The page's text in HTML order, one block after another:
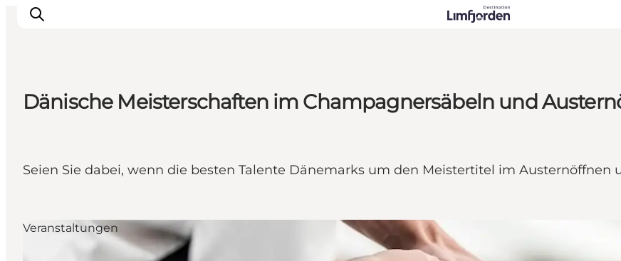
Dänische Meisterschaften im Champagnersäbeln und
Seien Sie dabei, wenn die besten Talente Dänemarks um den Meistertitel im Austernöffnen
Veranstaltungen